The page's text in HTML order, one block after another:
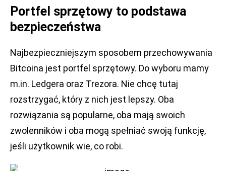
Portfel sprzętowy to podstawa
bezpieczeństwa
Najbezpieczniejszym sposobem przechowywania
Bitcoina jest portfel sprzętowy. Do wyboru mamy
m.in. Ledgera oraz Trezora. Nie chcę tutaj
rozstrzygać, który z nich jest lepszy. Oba
rozwiązania są popularne, oba mają swoich
zwolenników i oba mogą spełniać swoją funkcję,
jeśli użytkownik wie, co robi.